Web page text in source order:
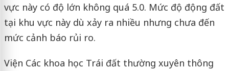
vực này có độ lớn không quá 5.0. Mức độ động đất
tại khu vực này dù xảy ra nhiều nhưng chưa đến
mức cảnh báo rủi ro.
Viện Các khoa học Trái đất thường xuyên thông